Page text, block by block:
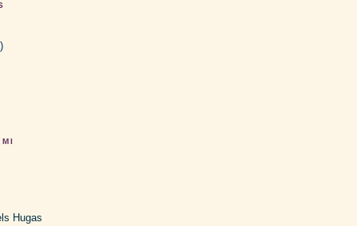
)
Hugas